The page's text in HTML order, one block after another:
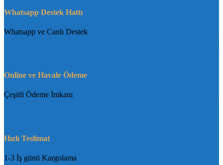
Whatsapp Destek Hattı
Whatsapp ve Canlı Destek
Online ve Havale Ödeme
Çeşitli Ödeme İmkanı
Hızlı Teslimat
1-3 İş günü Kargolama